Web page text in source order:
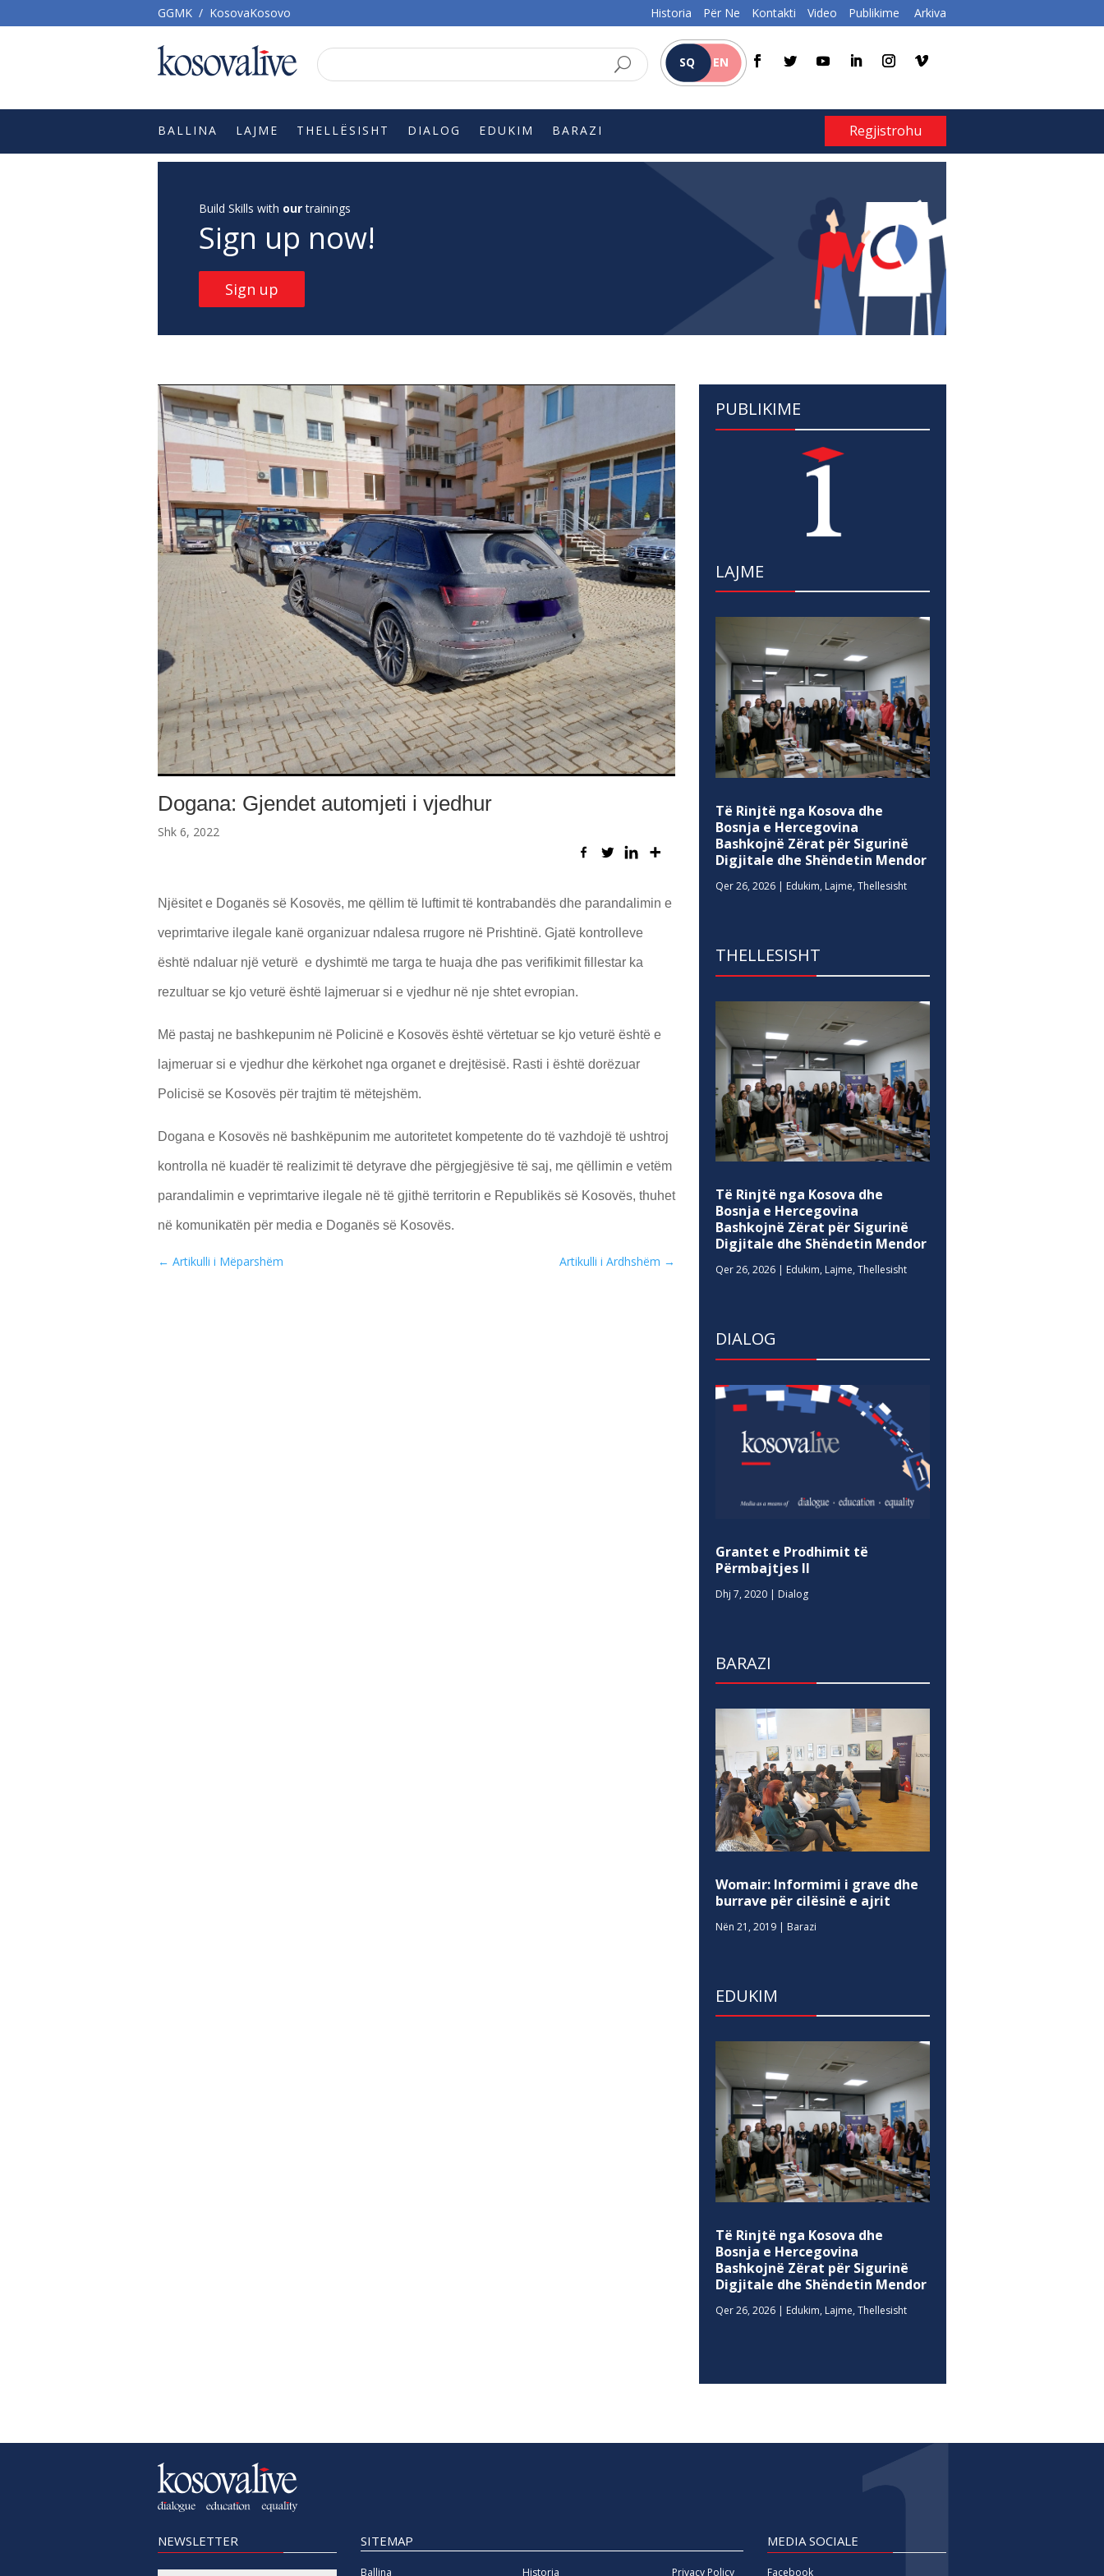
GGMK / KosovaKosovo Historia Për Ne Kontakti Video Publikime Arkiva
SQ EN
BALLINA LAJME THELLËSISHT DIALOG EDUKIM BARAZI Regjistrohu
Build Skills with ourtrainings
Sign up now!
Sign up
Dogana: Gjendet automjeti i vjedhur
Shk 6, 2022
Njësitet e Doganës së Kosovës, me qëllim të luftimit të kontrabandës dhe parandalimin e
veprimtarive ilegale kanë organizuar ndalesa rrugore në Prishtinë. Gjatë kontrolleve
është ndaluar një veturë e dyshimtë me targa te huaja dhe pas verifikimit fillestar ka
rezultuar se kjo veturë është lajmeruar si e vjedhur në nje shtet evropian.
Më pastaj ne bashkepunim në Policinë e Kosovës është vërtetuar se kjo veturë është e
lajmeruar si e vjedhur dhe kërkohet nga organet e drejtësisë. Rasti i është dorëzuar
Policisë se Kosovës për trajtim të mëtejshëm.
Dogana e Kosovës në bashkëpunim me autoritetet kompetente do të vazhdojë të ushtroj
kontrolla në kuadër të realizimit të detyrave dhe përgjegjësive të saj, me qëllimin e vetëm
parandalimin e veprimtarive ilegale në të gjithë territorin e Republikës së Kosovës, thuhet
në komunikatën për media e Doganës së Kosovës.
← Artikulli i Mëparshëm Artikulli i Ardhshëm →
PUBLIKIME
LAJME
Të Rinjtë nga Kosova dhe
Bosnja e Hercegovina
Bashkojnë Zërat për Sigurinë
Digjitale dhe Shëndetin Mendor
Qer 26, 2026 | Edukim, Lajme,Thellesisht
THELLESISHT
Të Rinjtë nga Kosova dhe
Bosnja e Hercegovina
Bashkojnë Zërat për Sigurinë
Digjitale dhe Shëndetin Mendor
Qer 26, 2026 | Edukim, Lajme,Thellesisht
DIALOG
Grantet e Prodhimit të
Përmbajtjes II
Dhj 7, 2020 | Dialog
BARAZI
Womair: Informimi i grave dhe
burrave për cilësinë e ajrit
Nën 21, 2019 | Barazi
EDUKIM
Të Rinjtë nga Kosova dhe
Bosnja e Hercegovina
Bashkojnë Zërat për Sigurinë
Digjitale dhe Shëndetin Mendor
Qer 26, 2026 | Edukim, Lajme,Thellesisht
NEWSLETTER SITEMAP
Ballina Historia Privacy Policy
MEDIA SOCIALE
Facebook